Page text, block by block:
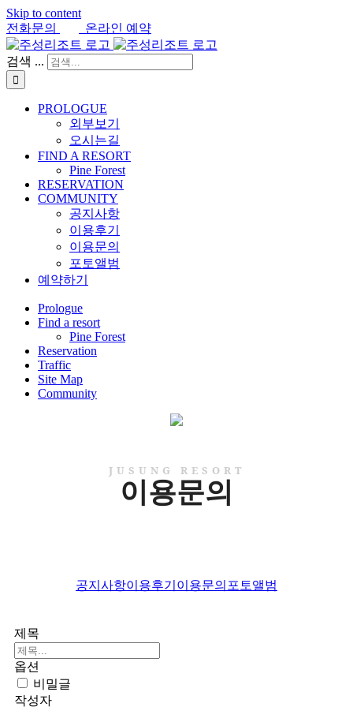
Skip to content
전화문의
온라인 예약
검색 ...
PROLOGUE
외부보기
오시는길
FIND A RESORT
Pine Forest
RESERVATION
COMMUNITY
공지사항
이용후기
이용문의
포토앨범
예약하기
Prologue
Find a resort
Pine Forest
Reservation
Traffic
Site Map
Community
JUSUNG RESORT
이용문의
공지사항이용후기 이용문의 포토앨범
제목
옵션
비밀글
작성자